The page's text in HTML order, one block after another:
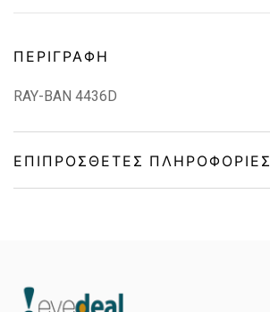
ΠΕΡΙΓΡΑΦΉ
RAY-BAN 4436D
ΕΠΙΠΡΌΣΘΕΤΕΣ ΠΛΗΡΟΦΟΡΊΕΣ
Color